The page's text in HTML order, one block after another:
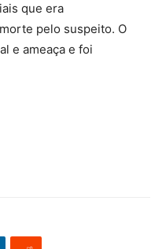
que era
pelo suspeito. O
e ameaça e foi